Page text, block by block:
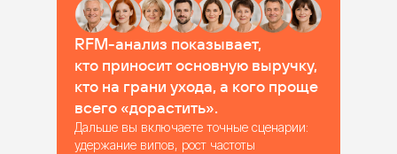
RFM-анализ показывает,
кто приносит основную выручку,
кто на грани ухода, а кого проще
всего «дорастить».
Дальше вы включаете точные сценарии:
удержание випов, рост частоты